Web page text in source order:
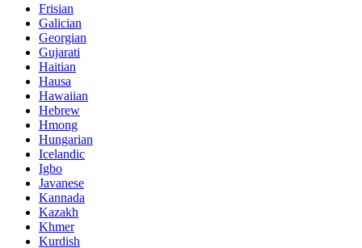
Frisian
Galician
Georgian
Gujarati
Haitian
Hausa
Hawaiian
Hebrew
Hmong
Hungarian
Icelandic
Igbo
Javanese
Kannada
Kazakh
Khmer
Kurdish